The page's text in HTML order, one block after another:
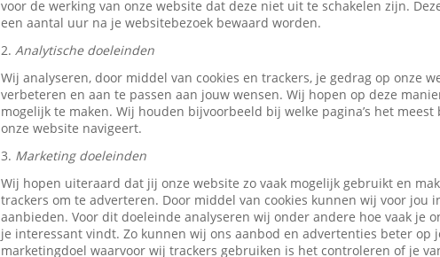
voor de werking van onze website dat deze niet uit te schakelen zijn.
een aantal uur na je websitebezoek bewaard worden.
2. Analytische doeleinden
Wij analyseren, door middel van cookies en trackers, je gedrag op onze
verbeteren en aan te passen aan jouw wensen. Wij hopen op deze
mogelijk te maken. Wij houden bijvoorbeeld bij welke pagina’s het
onze website navigeert.
3. Marketing doeleinden
Wij hopen uiteraard dat jij onze website zo vaak mogelijk gebruikt en
trackers om te adverteren. Door middel van cookies kunnen wij voor jou
aanbieden. Voor dit doeleinde analyseren wij onder andere hoe vaak je
je interessant vindt. Zo kunnen wij ons aanbod en advertenties beter op
marketingdoel waarvoor wij trackers gebruiken is het controleren of je